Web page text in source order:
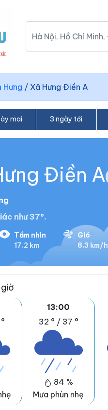
Hưng / Xã Hưng Điền A
mai 3 ngày tới
Điền A
như 37°.
Tầm nhìn
17.2 km
Gió
8.3 km/h
13:00
32 ° / 37 °
84 %
Mưa phùn nhẹ